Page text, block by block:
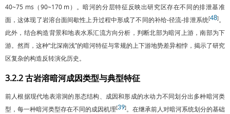
40~75 ms（90~170 m）。暗河的分层特征反映出研究区存在不同的排泄基准
面，这体现了岩溶台面间歇性上升过程中形成了不同的补给-径流-排泄系统[48]。
此外，结合构造背景和地表水系汇流方向分析，判断北部为暗河上游，南部为下
游。然而，这种“北深南浅”的暗河特征与常规的上下游地势差异相悖，揭示了研究
区复杂的构造反转演化历史。
3.2.2 古岩溶暗河成因类型与典型特征
前人根据现代地表溶洞的形态结构、成因和形成的水动力不同划分出多种暗河类
型，每一种暗河类型存在不同的成因机理[39]。在继承前人对暗河系统划分的基础